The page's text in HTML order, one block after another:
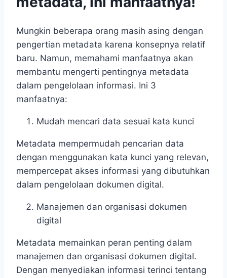
Mungkin beberapa orang masih asing dengan
pengertian metadata karena konsepnya relatif
baru. Namun, memahami manfaatnya akan
membantu mengerti pentingnya metadata
dalam pengelolaan informasi. Ini 3
manfaatnya:
Mudah mencari data sesuai kata kunci
Metadata mempermudah pencarian data
dengan menggunakan kata kunci yang relevan,
mempercepat akses informasi yang dibutuhkan
dalam pengelolaan dokumen digital.
Manajemen dan organisasi dokumen
digital
Metadata memainkan peran penting dalam
manajemen dan organisasi dokumen digital.
Dengan menyediakan informasi terinci tentang